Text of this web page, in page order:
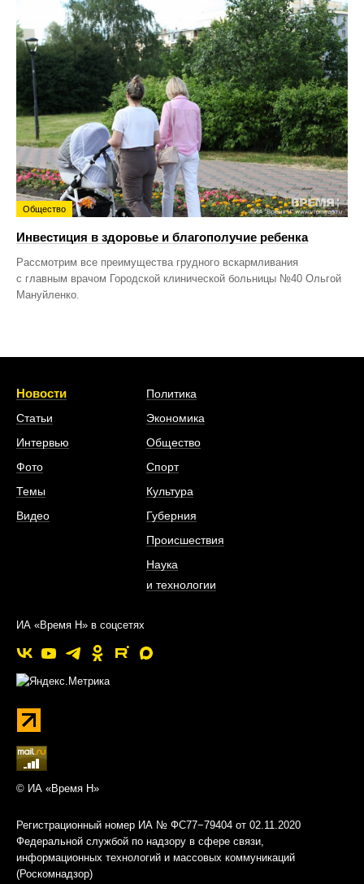
Общество
Инвестиция в здоровье и благополучие ребенка
Рассмотрим все преимущества грудного вскармливания
с главным врачом Городской клинической больницы №40 Ольгой
Мануйленко.
Новости
Статьи
Интервью
Фото
Темы
Видео
Политика
Экономика
Общество
Спорт
Культура
Губерния
Происшествия
Наука
и технологии
ИА «Время Н» в соцсетях
© ИА «Время Н»
Регистрационный номер ИА № ФС77−79404 от 02.11.2020
Федеральной службой по надзору в сфере связи,
информационных технологий и массовых коммуникаций
(Роскомнадзор)